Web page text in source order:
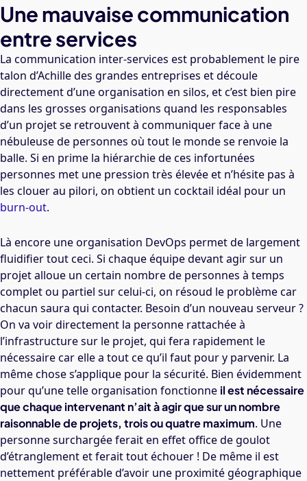
Une mauvaise communication
entre services
La communication inter-services est probablement le pire
talon d’Achille des grandes entreprises et découle
directement d’une organisation en silos, et c’est bien pire
dans les grosses organisations quand les responsables
d’un projet se retrouvent à communiquer face à une
nébuleuse de personnes où tout le monde se renvoie la
balle. Si en prime la hiérarchie de ces infortunées
personnes met une pression très élevée et n’hésite pas à
les clouer au pilori, on obtient un cocktail idéal pour un
burn-out.
Là encore une organisation DevOps permet de largement
fluidifier tout ceci. Si chaque équipe devant agir sur un
projet alloue un certain nombre de personnes à temps
complet ou partiel sur celui-ci, on résoud le problème car
chacun saura qui contacter. Besoin d’un nouveau serveur ?
On va voir directement la personne rattachée à
l’infrastructure sur le projet, qui fera rapidement le
nécessaire car elle a tout ce qu’il faut pour y parvenir. La
même chose s’applique pour la sécurité. Bien évidemment
pour qu’une telle organisation fonctionne il est nécessaire
que chaque intervenant n’ait à agir que sur un nombre
raisonnable de projets, trois ou quatre maximum. Une
personne surchargée ferait en effet office de goulot
d’étranglement et ferait tout échouer ! De même il est
nettement préférable d’avoir une proximité géographique